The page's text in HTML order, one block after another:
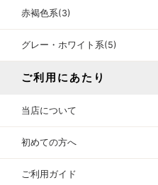
赤褐色系(3)
グレー・ホワイト系(5)
ご利用にあたり
当店について
初めての方へ
ご利用ガイド